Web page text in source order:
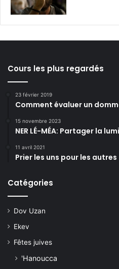
Cours les plus regardés
23 février 2019
Comment évaluer un
15 novembre 2023
NER LÉ-MÉA: Partager la
11 avril 2021
Prier les uns pour les autres
Catégories
Dov Uzan
Ekev
Fêtes juives
'Hanoucca